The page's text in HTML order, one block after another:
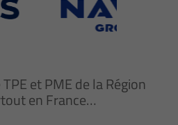
et PME de la Région
en France…